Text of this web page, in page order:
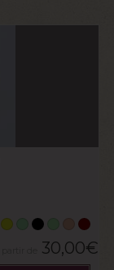
30,00€